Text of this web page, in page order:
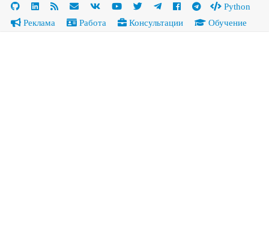
Python
Реклама
Работа Консультации Обучение